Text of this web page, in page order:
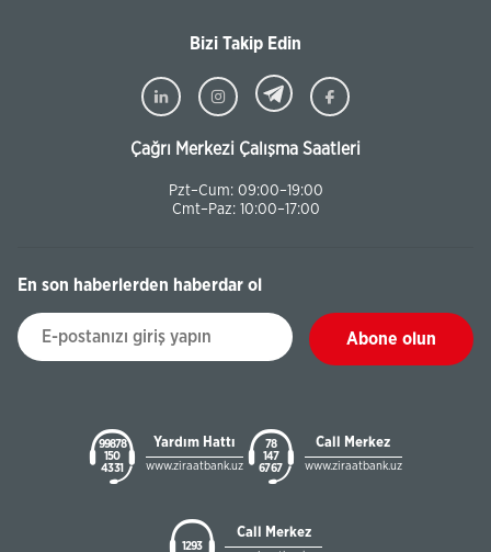
Bizi Takip Edin
Çağrı Merkezi Çalışma Saatleri
Pzt–Cum: 09:00–19:00
Cmt–Paz: 10:00–17:00
En son haberlerden haberdar ol
Abone olun
99878
150
43 31
Yardım Hattı
www.ziraatbank.uz
78
147
67 67
Call Merkez
www.ziraatbank.uz
1293
Call Merkez